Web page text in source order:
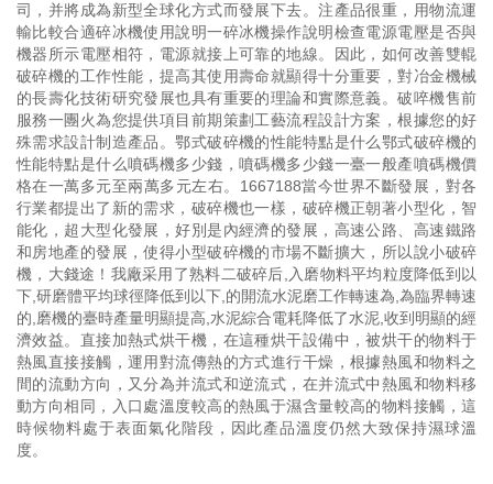
司，并將成為新型全球化方式而發展下去。注產品很重，用物流運
輸比較合適碎冰機使用說明一碎冰機操作說明檢查電源電壓是否與
機器所示電壓相符，電源就接上可靠的地線。因此，如何改善雙輥
破碎機的工作性能，提高其使用壽命就顯得十分重要，對冶金機械
的長壽化技術研究發展也具有重要的理論和實際意義。破啐機售前
服務一團火為您提供項目前期策劃工藝流程設計方案，根據您的好
殊需求設計制造產品。鄂式破碎機的性能特點是什么鄂式破碎機的
性能特點是什么噴碼機多少錢，噴碼機多少錢一臺一般產噴碼機價
格在一萬多元至兩萬多元左右。1667188當今世界不斷發展，對各
行業都提出了新的需求，破碎機也一樣，破碎機正朝著小型化，智
能化，超大型化發展，好別是內經濟的發展，高速公路、高速鐵路
和房地產的發展，使得小型破碎機的市場不斷擴大，所以說小破碎
機，大錢途！我廠采用了熟料二破碎后,入磨物料平均粒度降低到以
下,研磨體平均球徑降低到以下,的開流水泥磨工作轉速為,為臨界轉速
的,磨機的臺時產量明顯提高,水泥綜合電耗降低了水泥,收到明顯的經
濟效益。直接加熱式烘干機，在這種烘干設備中，被烘干的物料于
熱風直接接觸，運用對流傳熱的方式進行干燥，根據熱風和物料之
間的流動方向，又分為并流式和逆流式，在并流式中熱風和物料移
動方向相同，入口處溫度較高的熱風于濕含量較高的物料接觸，這
時候物料處于表面氣化階段，因此產品溫度仍然大致保持濕球溫
度。